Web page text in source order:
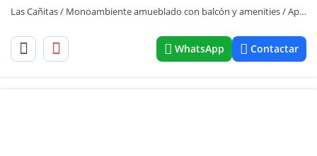
Las Cañitas / Monoambiente amueblado con balcón y amenities / Apto profesional.
WhatsApp Contactar